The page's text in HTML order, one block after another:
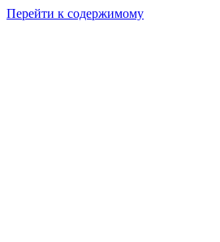
Перейти к содержимому